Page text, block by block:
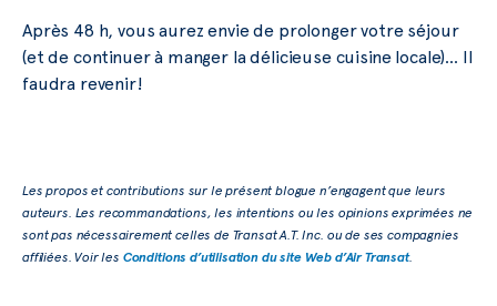
Après 48 h, vous aurez envie de prolonger votre séjour
(et de continuer à manger la délicieuse cuisine locale)… Il
faudra revenir!
Les propos et contributions sur le présent blogue n’engagent que leurs
auteurs. Les recommandations, les intentions ou les opinions exprimées ne
sont pas nécessairement celles de Transat A.T. Inc. ou de ses compagnies
affiliées. Voir les Conditions d’utilisation du site Web d’Air Transat.